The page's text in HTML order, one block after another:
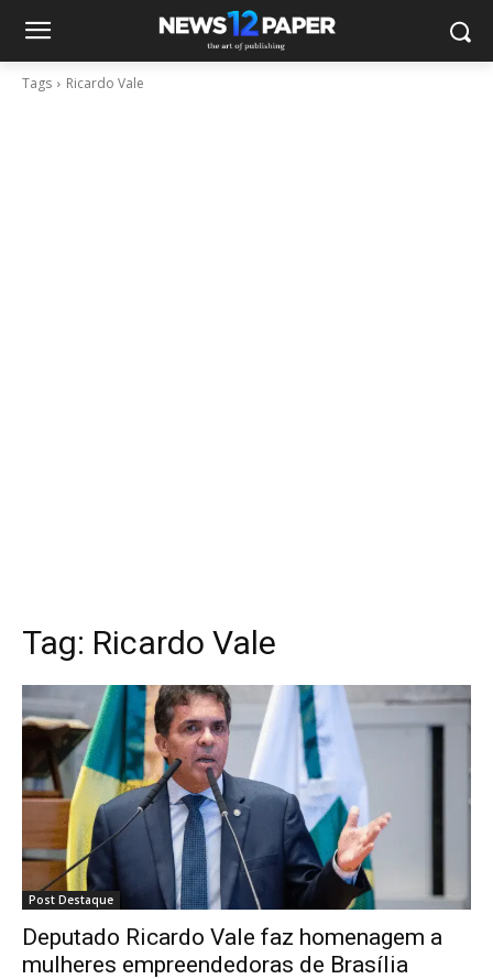
Tags Ricardo Vale
Tag: Ricardo Vale
Post Destaque
Deputado Ricardo Vale faz homenagem a
mulheres empreendedoras de Brasília